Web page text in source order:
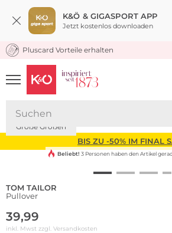
K&Ö & GIGASPORT APP
Jetzt kostenlos downloaden
KOSTENLOSER VERSAND* &
Pluscard Vorteile erhalten
UNSERE APP
CLICK &
BIS ZU -50% IM FINAL
Große Größen
Beliebt! 3 Personen haben den Artikel
TOM TAILOR
Pullover
39,99
inkl. Mwst zzgl. Versandkosten